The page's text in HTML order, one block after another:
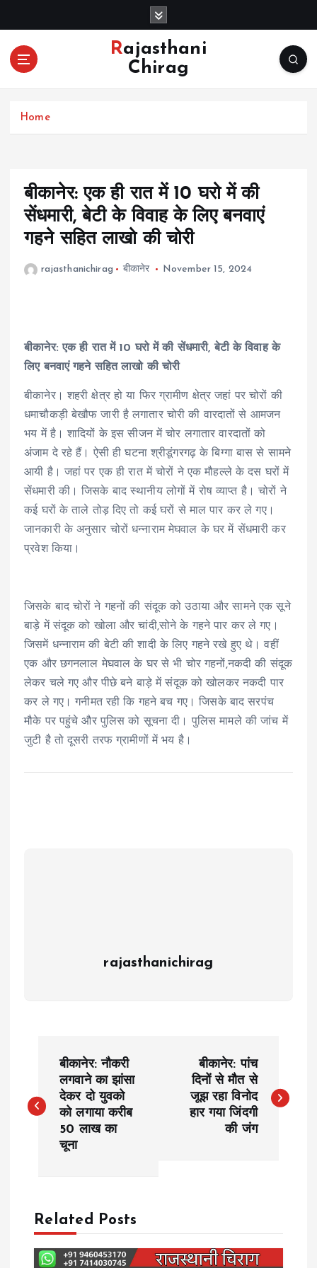
o
Rajasthani
Chirag
Home
बीकानेर: एक ही रात में 10 घरो में की
सेंधमारी, बेटी के विवाह के लिए बनवाएं
गहने सहित लाखो की चोरी
rajasthanichirag बीकानेर November 15, 2024
बीकानेर: एक ही रात में 10 घरो में की सेंधमारी, बेटी के विवाह के
लिए बनवाएं गहने सहित लाखो की चोरी
बीकानेर। शहरी क्षेत्र हो या फिर ग्रामीण क्षेत्र जहां पर चोरों की
धमाचौकड़ी बेखौफ जारी है लगातार चोरी की वारदातों से आमजन
भय में है। शादियों के इस सीजन में चोर लगातार वारदातों को
अंजाम दे रहे हैं। ऐसी ही घटना श्रीडूंगरगढ़ के बिग्गा बास से सामने
आयी है। जहां पर एक ही रात में चोरों ने एक मौहल्ले के दस घरों में
सेंधमारी की। जिसके बाद स्थानीय लोगों में रोष व्याप्त है। चोरों ने
कई घरों के ताले तोड़ दिए तो कई घरों से माल पार कर ले गए।
जानकारी के अनुसार चोरों धन्नाराम मेघवाल के घर में सेंधमारी कर
प्रवेश किया।
जिसके बाद चोरों ने गहनों की संदूक को उठाया और सामने एक सूने
बाड़े में संदूक को खोला और चांदी,सोने के गहने पार कर ले गए।
जिसमें धन्नाराम की बेटी की शादी के लिए गहने रखे हुए थे। वहीं
एक और छगनलाल मेघवाल के घर से भी चोर गहनों,नकदी की संदूक
लेकर चले गए और पीछे बने बाड़े में संदूक को खोलकर नकदी पार
कर ले गए। गनीमत रही कि गहने बच गए। जिसके बाद सरपंच
मौके पर पहुंचे और पुलिस को सूचना दी। पुलिस मामले की जांच में
जुटी है तो दूसरी तरफ ग्रामीणों में भय है।
rajasthanichirag
s
a
v
बीकानेर: नौकरी
लगवाने का झांसा
देकर दो युवको
को लगाया करीब
50 लाख का
चूना
बीकानेर: पांच
दिनों से मौत से
जूझ रहा विनोद
हार गया जिंदगी
की जंग
Related Posts